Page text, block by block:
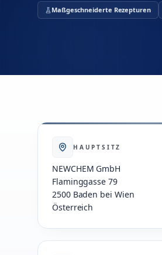
Maßgeschneiderte Rezepturen
HAUPTSITZ
NEWCHEM GmbH
Flaminggasse 79
2500 Baden bei Wien
Österreich